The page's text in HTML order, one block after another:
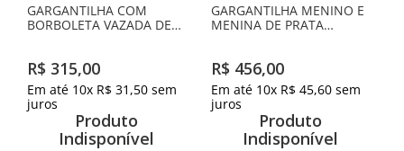
GARGANTILHA COM
BORBOLETA VAZADA DE
R$ 315,00
Em até 10x R$ 31 ,50 sem
juros
Produto
Indisponível
GARGANTILHA MENINO E
MENINA DE PRATA
R$ 456,00
Em até 10x R$ 45,60 sem
juros
Produto
Indisponível